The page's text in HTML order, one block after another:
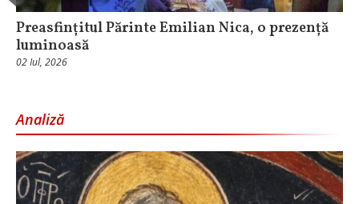
Preasfințitul Părinte Emilian Nica, o prezență
luminoasă
02 Iul, 2026
Analiză